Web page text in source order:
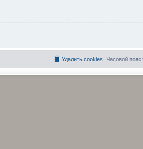
Часовой пояс:
Удалить cookies